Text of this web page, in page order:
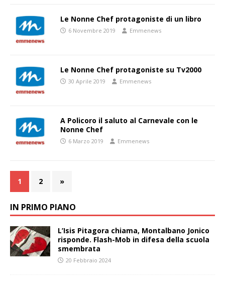
Le Nonne Chef protagoniste di un libro
6 Novembre 2019 Emmenews
Le Nonne Chef protagoniste su Tv2000
30 Aprile 2019 Emmenews
A Policoro il saluto al Carnevale con le
Nonne Chef
6 Marzo 2019 Emmenews
1 2 »
IN PRIMO PIANO
L’Isis Pitagora chiama, Montalbano Jonico
risponde. Flash-Mob in difesa della scuola
smembrata
20 Febbraio 2024